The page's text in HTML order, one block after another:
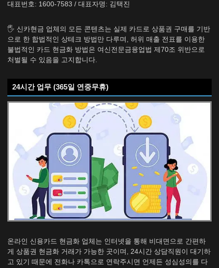
대표번호: 1600-7583 / 대표자명: 김택진
🖐️ 신카현금 업체의 모든 콘텐츠는 실제 카드로 상품권 구매를 기반
으로 한 합법적인 상테크 방법만 다루며, 허위 매출 전표를 이용한
불법적인 카드 현금화 방법은 여신전문금융업법 제70조 위반으로
처벌될 수 있음을 고지합니다.
24시간 업무 (365일 연중무휴)
온라인 신용카드 현금화 업체는 인터넷을 통해 비대면으로 간편하
게 상품권 현금화 거래가 가능한 곳이며, 24시간 상담직원이 대기하
고 있기 때문에 전화나 카톡으로 연락주시면 언제든 성심성의를 다